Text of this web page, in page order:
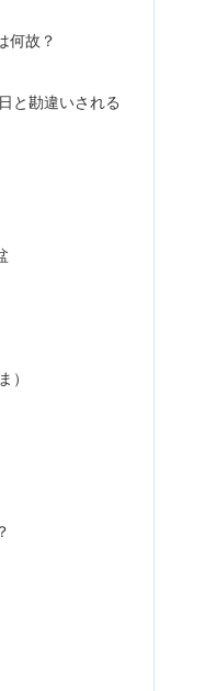
何故？
と勘違いされる
）